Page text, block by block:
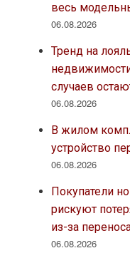
весь
06.08.2026
Тренд на
случаев
06.08.2026
В жилом
устройство
06.08.2026
Покупатели
рискуют
из-за
06.08.2026